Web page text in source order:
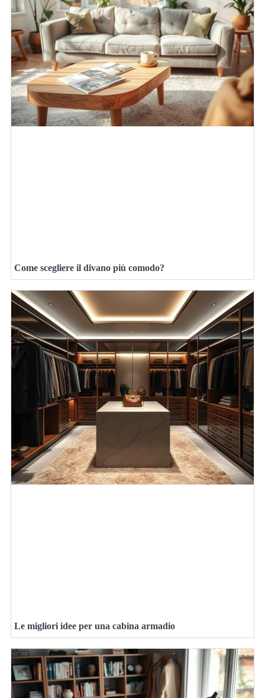
Come scegliere il divano più comodo?
Le migliori idee per una cabina armadio